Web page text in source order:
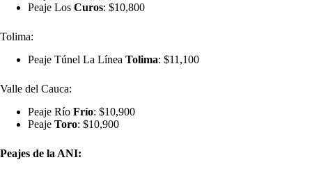
Peaje Los Curos: $10,800
Tolima:
Peaje Túnel La Línea Tolima: $11,100
Valle del Cauca:
Peaje Río Frío: $10,900
Peaje Toro: $10,900
Peajes de la ANI: